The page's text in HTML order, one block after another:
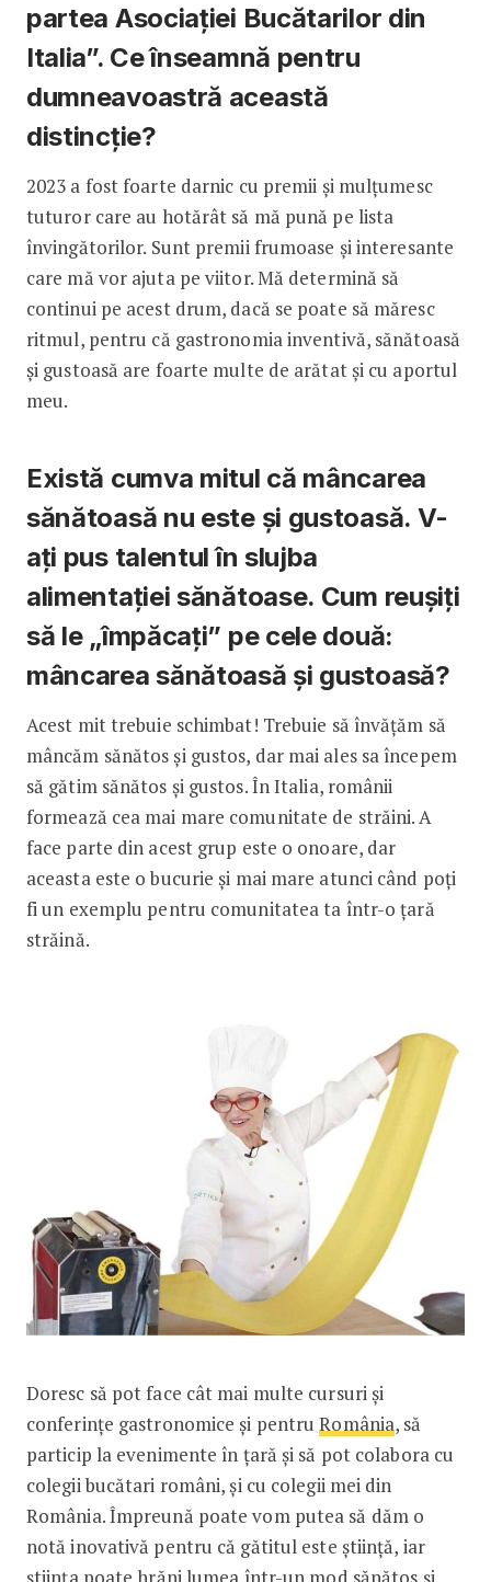
partea Asociației Bucătarilor din
Italia”. Ce înseamnă pentru
dumneavoastră această
distincție?
2023 a fost foarte darnic cu premii și mulțumesc
tuturor care au hotărât să mă pună pe lista
învingătorilor. Sunt premii frumoase și interesante
care mă vor ajuta pe viitor. Mă determină să
continui pe acest drum, dacă se poate să măresc
ritmul, pentru că gastronomia inventivă, sănătoasă
și gustoasă are foarte multe de arătat și cu aportul
meu.
Există cumva mitul că mâncarea
sănătoasă nu este și gustoasă. V-
ați pus talentul în slujba
alimentației sănătoase. Cum reușiți
să le „împăcați” pe cele două:
mâncarea sănătoasă și gustoasă?
Acest mit trebuie schimbat! Trebuie să învățăm să
mâncăm sănătos și gustos, dar mai ales sa începem
să gătim sănătos și gustos. În Italia, românii
formează cea mai mare comunitate de străini. A
face parte din acest grup este o onoare, dar
aceasta este o bucurie și mai mare atunci când poți
fi un exemplu pentru comunitatea ta într-o țară
străină.
Doresc să pot face cât mai multe cursuri și
conferințe gastronomice și pentruRomânia, să
particip la evenimente în țară și să pot colabora cu
colegii bucătari români, și cu colegii mei din
România. Împreună poate vom putea să dăm o
notă inovativă pentru că gătitul este știință, iar